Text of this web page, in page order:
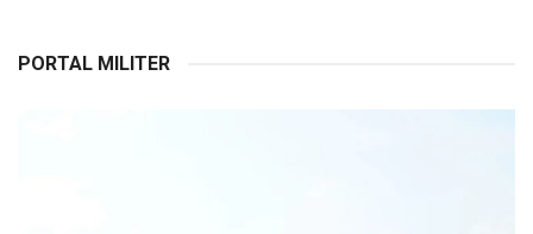
PORTAL MILITER